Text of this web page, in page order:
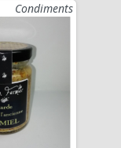
Condiments